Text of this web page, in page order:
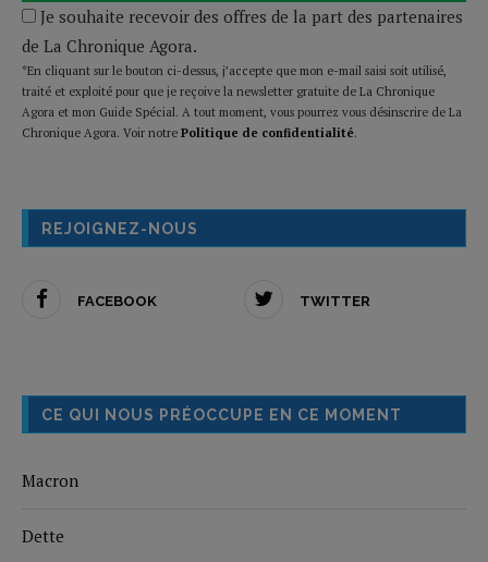
Je souhaite recevoir des offres de la part des partenaires
de La Chronique Agora.
*En cliquant sur le bouton ci-dessus, j’accepte que mon e-mail saisi soit utilisé,
traité et exploité pour que je reçoive la newsletter gratuite de La Chronique
Agora et mon Guide Spécial. A tout moment, vous pourrez vous désinscrire de La
Chronique Agora. Voir notre Politique de confidentialité.
REJOIGNEZ-NOUS
FACEBOOK TWITTER
CE QUI NOUS PRÉOCCUPE EN CE MOMENT
Macron
Dette